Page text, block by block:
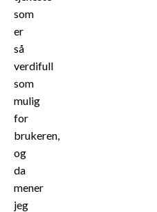
som
er
så
verdifull
som
mulig
for
brukeren,
og
da
mener
jeg